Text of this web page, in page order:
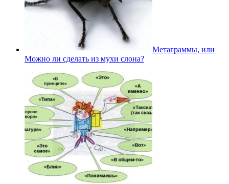
Метаграммы, или
Можно ли сделать из мухи слона?